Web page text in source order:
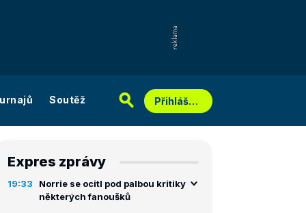
Soutěž Přihlášení
Expres zprávy
19:33
Norrie se ocitl pod palbou kritiky
některých fanoušků